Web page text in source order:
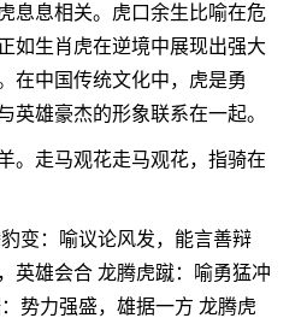
息息相关。虎口余生比喻在危
如生肖虎在逆境中展现出强大
在中国传统文化中，虎是勇
英雄豪杰的形象联系在一起。
。走马观花走马观花，指骑在
变：喻议论风发，能言善辩
英雄会合 龙腾虎蹴：喻勇猛冲
势力强盛，雄据一方 龙腾虎